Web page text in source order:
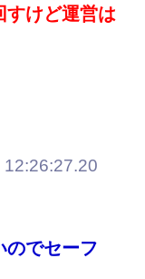
すけど運営は
のでセーフ